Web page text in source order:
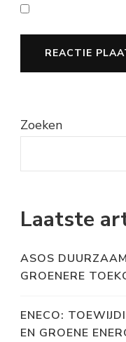
Zoeken
Laatste
ASOS
GROENERE
ENECO:
EN GROENE